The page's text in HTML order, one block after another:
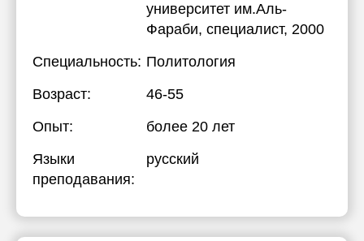
университет им.Аль-
Фараби, специалист, 2000
Специальность: Политология
Возраст:
46-55
Опыт:
более 20 лет
Языки
преподавания:
русский